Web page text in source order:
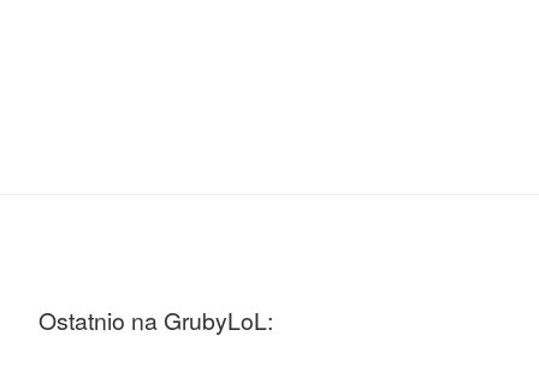
Ostatnio na GrubyLoL: